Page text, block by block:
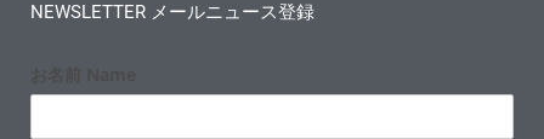
NEWSLETTER メールニュース登録